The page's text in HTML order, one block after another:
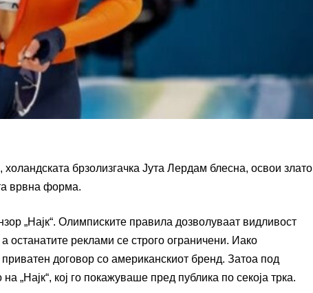
брзолизгачка Јута Лердам блесна, освои злато
врвна форма.
„Најк“. Олимписките правила дозволуваат видливост
останатите реклами се строго ограничени. Иако
договор со американскиот бренд. Затоа под
„Најк“, кој го покажуваше пред публика по секоја трка.